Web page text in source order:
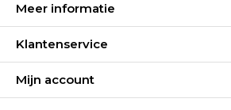
Meer informatie
Klantenservice
Mijn account